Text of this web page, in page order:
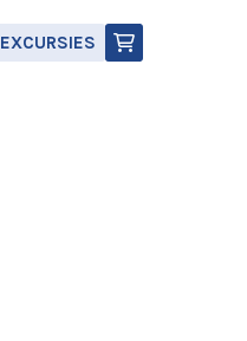
EXCURSIES